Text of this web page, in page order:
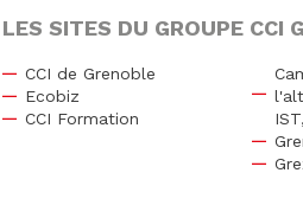
LES SITES DU GROUPE CCI
CCI de Grenoble
Ecobiz
CCI Formation